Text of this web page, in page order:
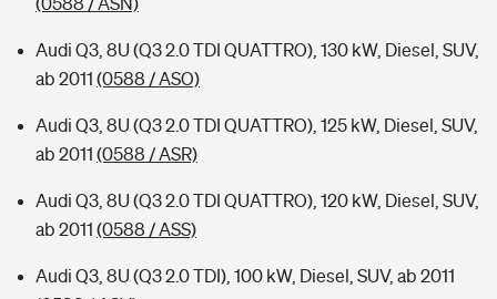
Typklassen: So ist Ihr Auto eingestuft
Audi Q3, 8U (Q3 2.0 TDI QUATTRO), 130 kW, Diesel, SUV,
ab 2011 (0588 / ASO)
Audi Q3, 8U (Q3 2.0 TDI QUATTRO), 125 kW, Diesel, SUV,
ab 2011 (0588 / ASR)
Audi Q3, 8U (Q3 2.0 TDI QUATTRO), 120 kW, Diesel, SUV,
ab 2011 (0588 / ASS)
Audi Q3, 8U (Q3 2.0 TDI), 100 kW, Diesel, SUV, ab 2011